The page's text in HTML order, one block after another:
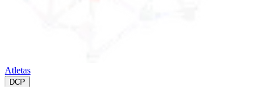
Atletas
DCP